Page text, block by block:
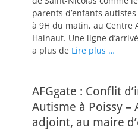
parents d’enfants
à 9H du matin, au Centre
Hainaut. Une ligne
a plus de Lire plus …
AFGgate : Conflit
Autisme à Poissy –
adjoint, au maire